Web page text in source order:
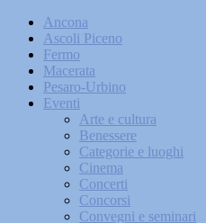
Ancona
Ascoli Piceno
Fermo
Macerata
Pesaro-Urbino
Eventi
Arte e cultura
Benessere
Categorie e luoghi
Cinema
Concerti
Concorsi
Convegni e seminari